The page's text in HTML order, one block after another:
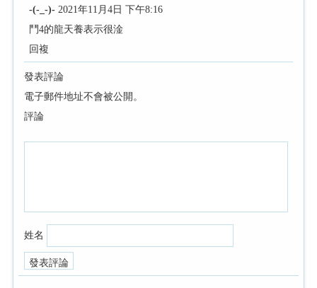
-(-_-)- 2021年11月4日 下午8:16
鬥4的龍天養表示很淦
回複
發表評論
電子郵件地址不會被公開。
評論
姓名